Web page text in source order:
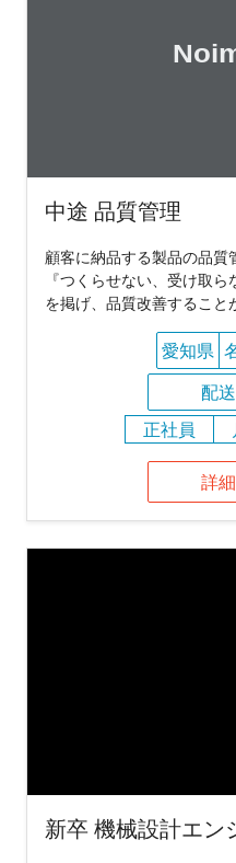
中途 品質管理
顧客に納品する製品の品
『つくらせない、受け取
を掲げ、品質改善すること
愛知県
配
正社員
詳
新卒 機械設計エン